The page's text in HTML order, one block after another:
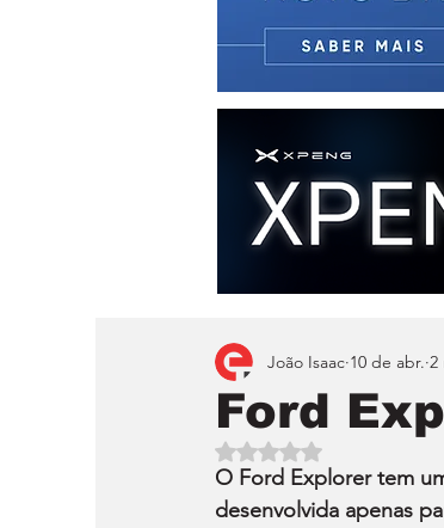
Ford
João Isaac 10 de abr. 2
Avaliado com NaN de 5
O Ford Explorer tem
desenvolvida apenas